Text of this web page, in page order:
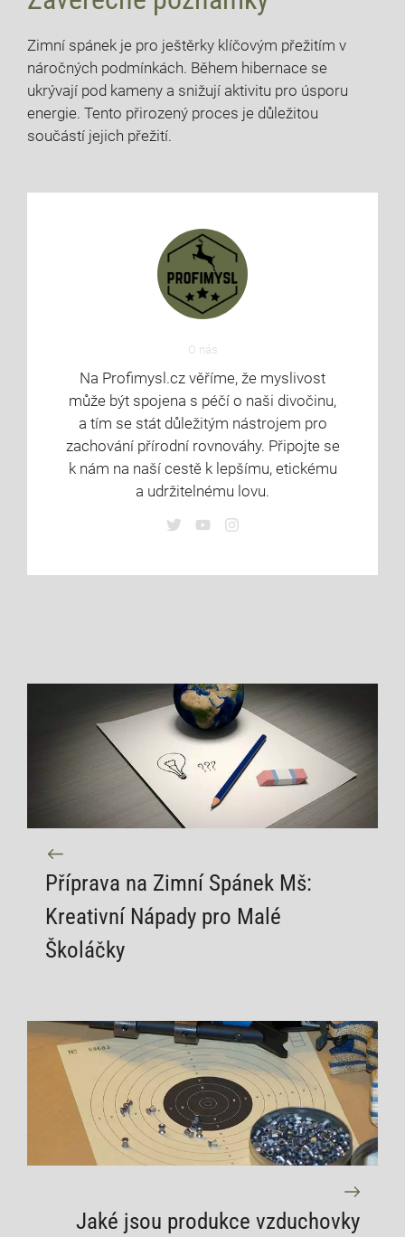
Zimní spánek je pro ještěrky klíčovým přežitím v
náročných podmínkách. Během hibernace se
ukrývají pod kameny a snižují aktivitu pro úsporu
energie. Tento přirozený proces je důležitou
součástí jejich přežití.
O nás
Na Profimysl.cz věříme, že myslivost
může být spojena s péčí o naši divočinu,
a tím se stát důležitým nástrojem pro
zachování přírodní rovnováhy. Připojte se
k nám na naší cestě k lepšímu, etickému
a udržitelnému lovu.
Příprava na Zimní Spánek Mš:
Kreativní Nápady pro Malé
Školáčky
Jaké jsou produkce vzduchovky